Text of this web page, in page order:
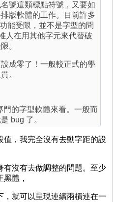
號這類標點符號，又要如
版軟體的工作。目前許多
能受限，並不是字型的問
人在用其他字元來代替破
。
成零了！一般較正式的學
。
門的字型軟體來看。一般而
bug 了。
，我完全沒有去動字距的設
有沒有去做調整的問題。至少
體，
就可以呈現連續兩槓連在一